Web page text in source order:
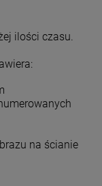
ilości czasu.
na ścianie